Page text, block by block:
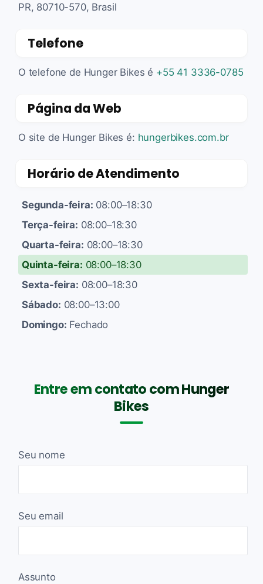
PR, 80710-570, Brasil
Telefone
O telefone de Hunger Bikes é +55 41 3336-0785
Página da Web
O site de Hunger Bikes é: hungerbikes.com.br
Horário de Atendimento
Segunda-feira: 08:00–18:30
Terça-feira: 08:00–18:30
Quarta-feira: 08:00–18:30
Quinta-feira: 08:00–18:30
Sexta-feira: 08:00–18:30
Sábado: 08:00–13:00
Domingo: Fechado
Entre em contato com Hunger
Bikes
Seu nome
Seu email
Assunto